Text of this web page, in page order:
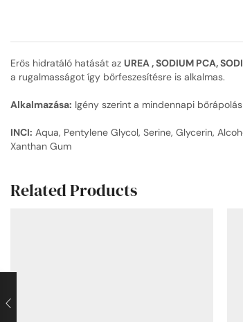
Erős hidratáló hatását az UREA , SODIUM PCA,
a rugalmasságot így bőrfeszesítésre is alkalmas.
Alkalmazása: Igény szerint a mindennapi
INCI: Aqua, Pentylene Glycol, Serine, Glycerin,
Xanthan Gum
Related Products